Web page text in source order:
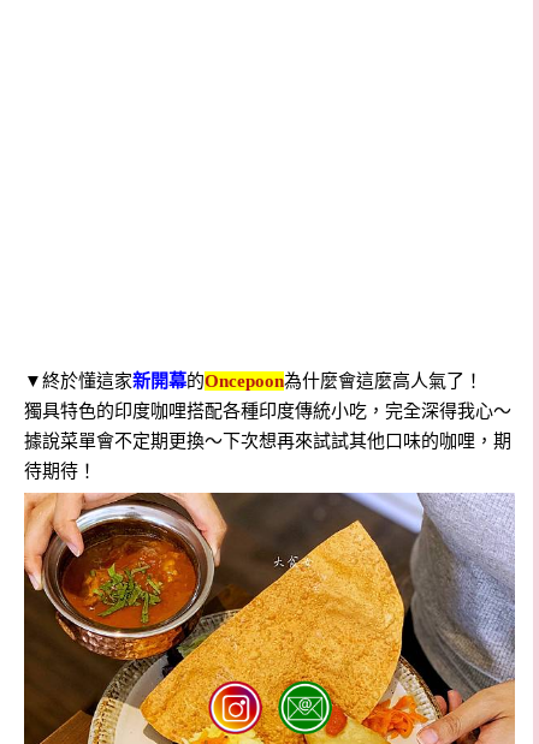
▼終於懂這家新開幕的Oncepoon為什麼會這麼高人氣了！
獨具特色的印度咖哩搭配各種印度傳統小吃，完全深得我心～
據說菜單會不定期更換～下次想再來試試其他口味的咖哩，期
待期待！